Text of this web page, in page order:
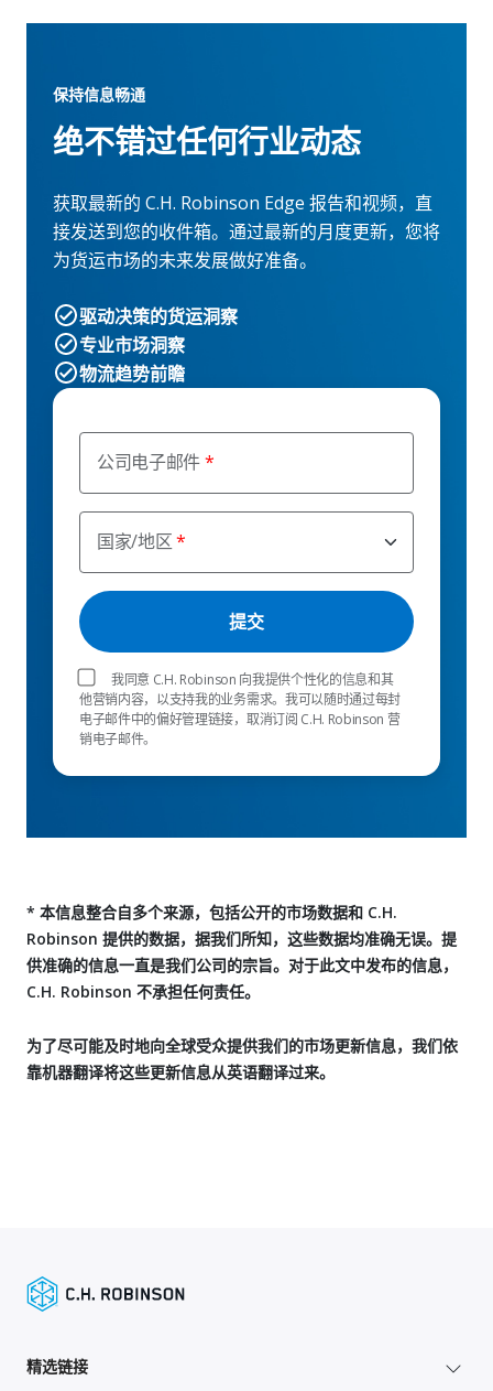
公司电子邮件
国家/地区
我同意 C.H. Robinson 向我提供个性化的信息和其
他营销内容，以支持我的业务需求。我可以随时通过每封
电子邮件中的偏好管理链接，取消订阅 C.H. Robinson 营
销电子邮件。
保持信息畅通
绝不错过任何行业动态
获取最新的 C.H. Robinson Edge 报告和视频，直
接发送到您的收件箱。通过最新的月度更新，您将
为货运市场的未来发展做好准备。
驱动决策的货运洞察
专业市场洞察
物流趋势前瞻
* 本信息整合自多个来源，包括公开的市场数据和 C.H.
Robinson 提供的数据，据我们所知，这些数据均准确无误。提
供准确的信息一直是我们公司的宗旨。对于此文中发布的信息，
C.H. Robinson 不承担任何责任。
为了尽可能及时地向全球受众提供我们的市场更新信息，我们依
靠机器翻译将这些更新信息从英语翻译过来。
精选链接